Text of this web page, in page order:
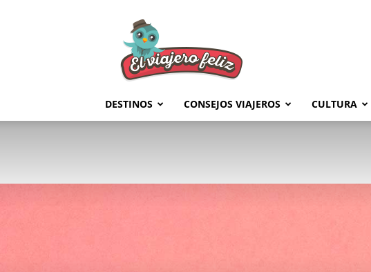
Feliz
DESTINOS CONSEJOS VIAJEROS CULTURA